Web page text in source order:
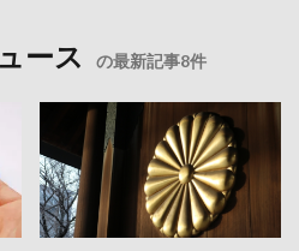
ース の最新記事8件